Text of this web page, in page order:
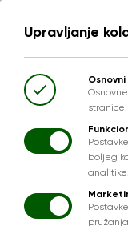
Upravljanje
stranice.
boljeg
analitike.